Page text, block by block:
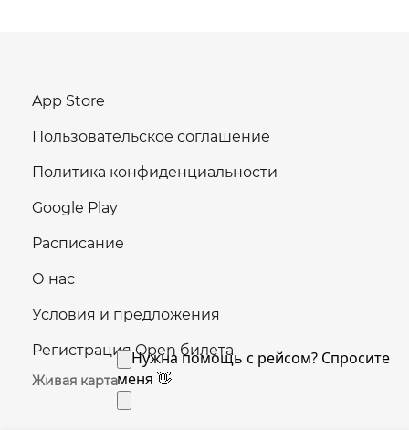
App Store
Пользовательское соглашение
Политика конфиденциальности
Google Play
Расписание
О нас
Условия и предложения
Регистрация Open билета
Живая карта